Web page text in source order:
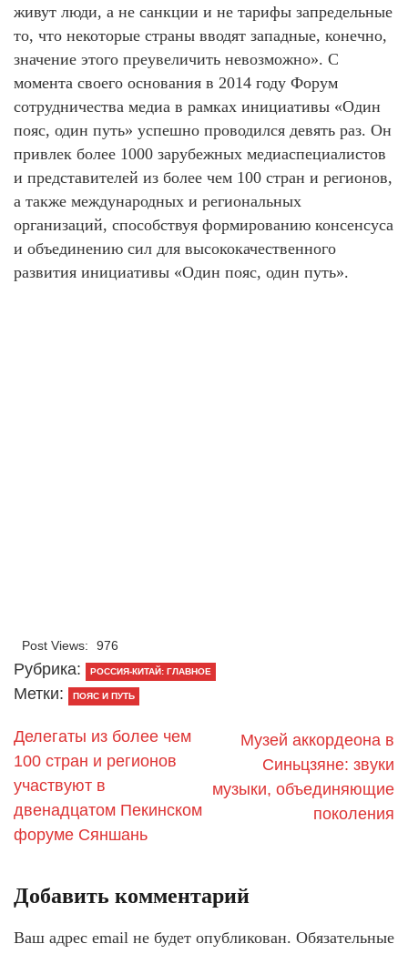
живут люди, а не санкции и не тарифы запредельные
то, что некоторые страны вводят западные, конечно,
значение этого преувеличить невозможно». С
момента своего основания в 2014 году Форум
сотрудничества медиа в рамках инициативы «Один
пояс, один путь» успешно проводился девять раз. Он
привлек более 1000 зарубежных медиаспециалистов
и представителей из более чем 100 стран и регионов,
а также международных и региональных
организаций, способствуя формированию консенсуса
и объединению сил для высококачественного
развития инициативы «Один пояс, один путь».
Post Views: 976
Рубрика: РОССИЯ-КИТАЙ: ГЛАВНОЕ
Метки: ПОЯС И ПУТЬ
Делегаты из более чем
100 стран и регионов
участвуют в
двенадцатом Пекинском
форуме Сяншань
Музей аккордеона в
Синьцзяне: звуки
музыки, объединяющие
поколения
Добавить комментарий
Ваш адрес email не будет опубликован. Обязательные